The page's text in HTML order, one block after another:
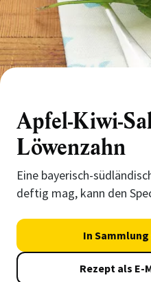
Apfel-Kiwi-
Löwenzahn
Eine bayerisch-
deftig mag, kann den
In
Rezept als E-